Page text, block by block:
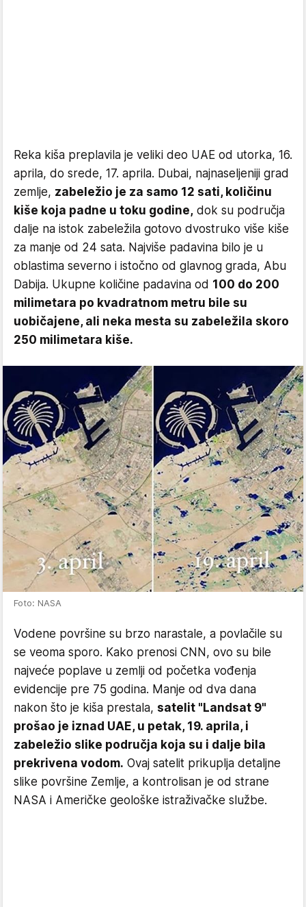
Reka kiša preplavila je veliki deo UAE od utorka, 16.
aprila, do srede, 17. aprila. Dubai, najnaseljeniji grad
zemlje, zabeležio je za samo 12 sati, količinu
kiše koja padne u toku godine, dok su područja
dalje na istok zabeležila gotovo dvostruko više kiše
za manje od 24 sata. Najviše padavina bilo je u
oblastima severno i istočno od glavnog grada, Abu
Dabija. Ukupne količine padavina od 100 do 200
milimetara po kvadratnom metru bile su
uobičajene, ali neka mesta su zabeležila skoro
250 milimetara kiše.
Foto: NASA
Vodene površine su brzo narastale, a povlačile su
se veoma sporo. Kako prenosi CNN, ovo su bile
najveće poplave u zemlji od početka vođenja
evidencije pre 75 godina. Manje od dva dana
nakon što je kiša prestala, satelit "Landsat 9"
prošao je iznad UAE, u petak, 19. aprila, i
zabeležio slike područja koja su i dalje bila
prekrivena vodom. Ovaj satelit prikuplja detaljne
slike površine Zemlje, a kontrolisan je od strane
NASA i Američke geološke istraživačke službe.